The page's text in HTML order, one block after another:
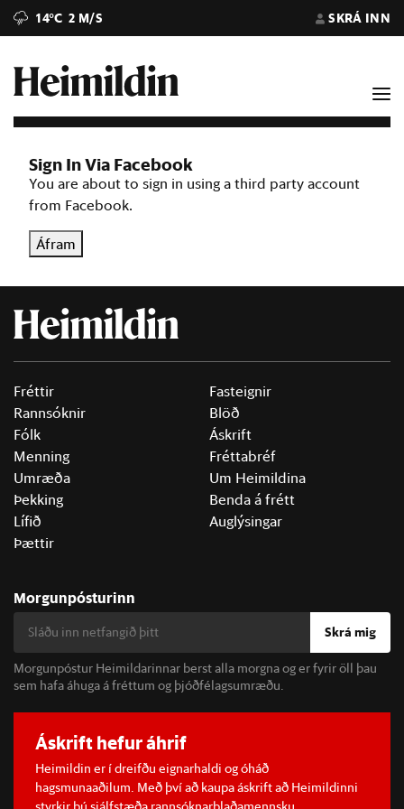
14°C 2 M/S SKRÁ INN
Sign In Via Facebook
You are about to sign in using a third party account
from Facebook.
Áfram
Fréttir
Rannsóknir
Fólk
Menning
Umræða
Þekking
Lífið
Þættir
Fasteignir
Blöð
Áskrift
Fréttabréf
Um Heimildina
Benda á frétt
Auglýsingar
Morgunpósturinn
Skrá mig
Morgunpóstur Heimildarinnar berst alla morgna og er fyrir öll þau
sem hafa áhuga á fréttum og þjóðfélagsumræðu.
Áskrift hefur áhrif
Heimildin er í dreifðu eignarhaldi og óháð
hagsmunaaðilum. Með því að kaupa áskrift að Heimildinni